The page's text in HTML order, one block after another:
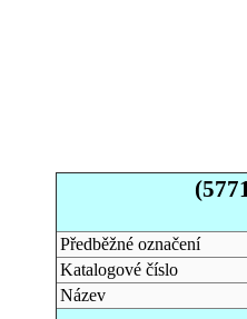
Předběžné označení
Katalogové číslo
Název